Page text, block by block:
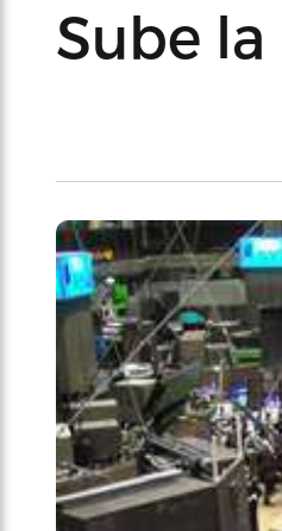
Sube